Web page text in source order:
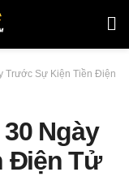
Trước Sự Kiện Tiền Điện
Ngày
Điện Tử